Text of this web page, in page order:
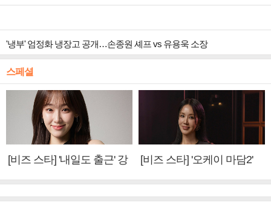
'냉부' 엄정화 냉장고 공개…손종원 셰프 vs 유용욱 소장
스페셜
[비즈 스타] '내일도 출근' 강
[비즈 스타] '오케이 마담2'